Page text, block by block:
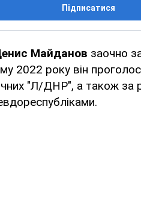
Підписатися
Майданов заочно
2022 року він
"Л/ДНР", а також за